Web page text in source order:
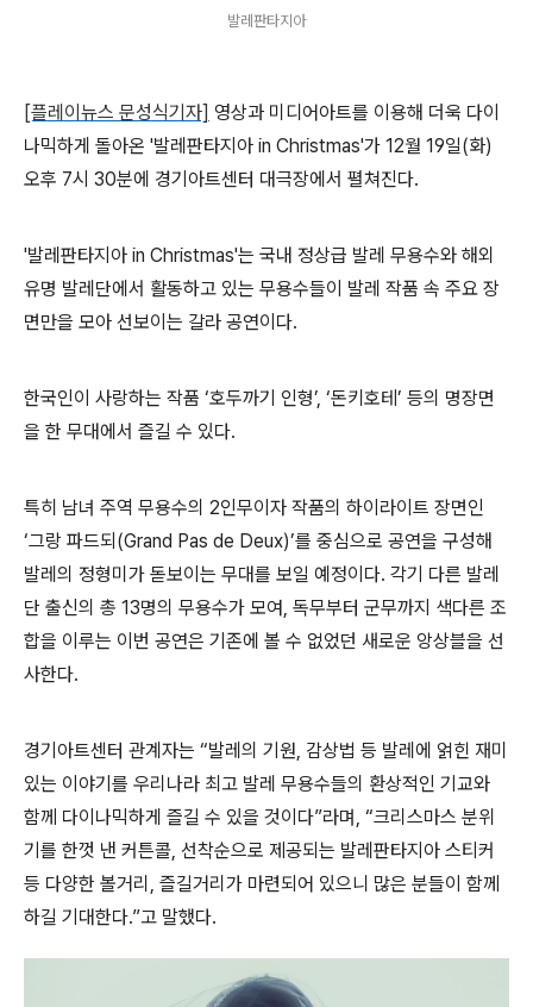
발레판타지아
[플레이뉴스 문성식기자] 영상과 미디어아트를 이용해 더욱 다이
나믹하게 돌아온 '발레판타지아 in Christmas'가 12월 19일(화)
오후 7시 30분에 경기아트센터 대극장에서 펼쳐진다.
'발레판타지아 in Christmas'는 국내 정상급 발레 무용수와 해외
유명 발레단에서 활동하고 있는 무용수들이 발레 작품 속 주요 장
면만을 모아 선보이는 갈라 공연이다.
한국인이 사랑하는 작품 ‘호두까기 인형’, ‘돈키호테 ’ 등의 명장면
을 한 무대에서 즐길 수 있다.
특히 남녀 주역 무용수의 2인무이자 작품의 하이라이트 장면인
‘그랑 파드되 (Grand Pas de Deux)’를 중심으로 공연을 구성해
발레의 정형미가 돋보이는 무대를 보일 예정이다. 각기 다른 발레
단 출신의 총 13명의 무용수가 모여, 독무부터 군무까지 색다른 조
합을 이루는 이번 공연은 기존에 볼 수 없었던 새로운 앙상블을 선
사한다.
경기아트센터 관계자는 “발레의 기원, 감상법 등 발레에 얽힌 재미
있는 이야기를 우리나라 최고 발레 무용수들의 환상적인 기교와
함께 다이나믹하게 즐길 수 있을 것이다”라며, “크리스마스 분위
기를 한껏 낸 커튼콜, 선착순으로 제공되는 발레판타지아 스티커
등 다양한 볼거리 , 즐길거리가 마련되어 있으니 많은 분들이 함께
하길 기대한다.”고 말했다.